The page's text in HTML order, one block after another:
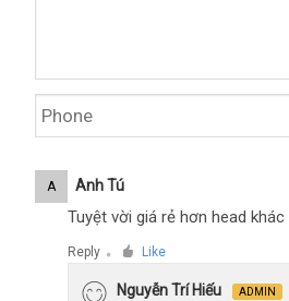
A Anh Tú
Tuyệt vời giá rẻ hơn head
Reply ● Like
Nguyễn Trí Hiếu ADMIN